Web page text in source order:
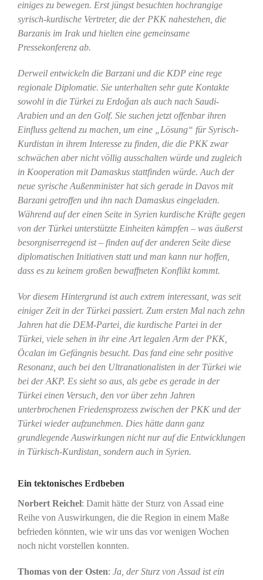
einiges zu bewegen. Erst jüngst besuchten hochrangige
syrisch-kurdische Vertreter, die der PKK nahestehen, die
Barzanis im Irak und hielten eine gemeinsame
Pressekonferenz ab.
Derweil entwickeln die Barzani und die KDP eine rege
regionale Diplomatie. Sie unterhalten sehr gute Kontakte
sowohl in die Türkei zu Erdoǧan als auch nach Saudi-
Arabien und an den Golf. Sie suchen jetzt offenbar ihren
Einfluss geltend zu machen, um eine „Lösung“ für Syrisch-
Kurdistan in ihrem Interesse zu finden, die die PKK zwar
schwächen aber nicht völlig ausschalten würde und zugleich
in Kooperation mit Damaskus stattfinden würde. Auch der
neue syrische Außenminister hat sich gerade in Davos mit
Barzani getroffen und ihn nach Damaskus eingeladen.
Während auf der einen Seite in Syrien kurdische Kräfte gegen
von der Türkei unterstützte Einheiten kämpfen – was äußerst
besorgniserregend ist – finden auf der anderen Seite diese
diplomatischen Initiativen statt und man kann nur hoffen,
dass es zu keinem großen bewaffneten Konflikt kommt.
Vor diesem Hintergrund ist auch extrem interessant, was seit
einiger Zeit in der Türkei passiert. Zum ersten Mal nach zehn
Jahren hat die DEM-Partei, die kurdische Partei in der
Türkei, viele sehen in ihr eine Art legalen Arm der PKK,
Öcalan im Gefängnis besucht. Das fand eine sehr positive
Resonanz, auch bei den Ultranationalisten in der Türkei wie
bei der AKP. Es sieht so aus, als gebe es gerade in der
Türkei einen Versuch, den vor über zehn Jahren
unterbrochenen Friedensprozess zwischen der PKK und der
Türkei wieder aufzunehmen. Dies hätte dann ganz
grundlegende Auswirkungen nicht nur auf die Entwicklungen
in Türkisch-Kurdistan, sondern auch in Syrien.
Ein tektonisches Erdbeben
Norbert Reichel: Damit hätte der Sturz von Assad eine
Reihe von Auswirkungen, die die Region in einem Maße
befrieden könnten, wie wir uns das vor wenigen Wochen
noch nicht vorstellen konnten.
Thomas von der Osten: Ja, der Sturz von Assad ist ein